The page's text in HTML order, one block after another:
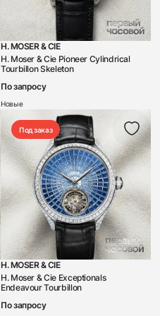
H. MOSER & CIE
H. Moser & Cie Pioneer Cylindrical
Tourbillon Skeleton
По запросу
Новые
Под заказ
H. MOSER & CIE
H. Moser & Cie Exceptionals
Endeavour Tourbillon
По запросу